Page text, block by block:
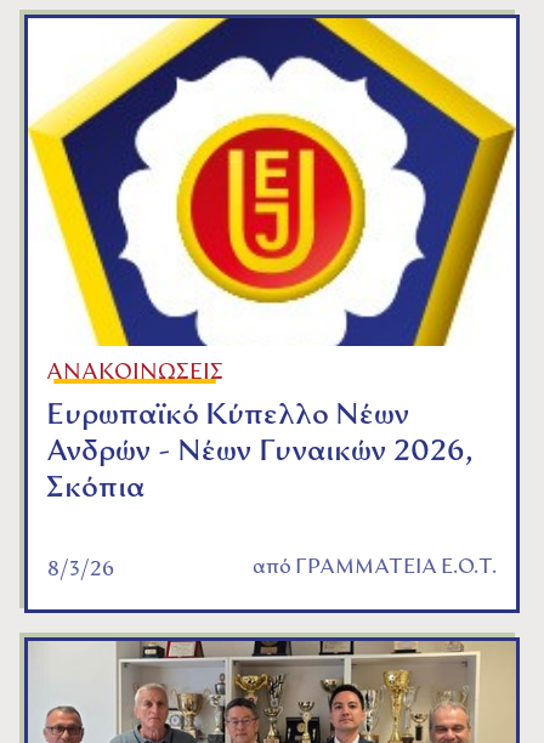
ΑΝΑΚΟΙΝΩΣΕΙΣ
Ευρωπαϊκό Κύπελλο Νέων
Ανδρών - Νέων Γυναικών 2026,
Σκόπια
8/3/26 από ΓΡΑΜΜΑΤΕΙΑ Ε.Ο.Τ.